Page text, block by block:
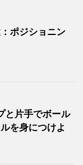
ポジショニン
と片手でボール
を身につけよ